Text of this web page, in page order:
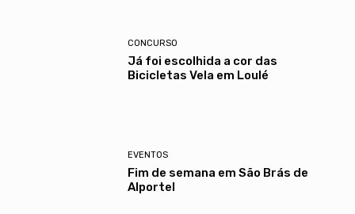
CONCURSO
Já foi escolhida a cor das
Bicicletas Vela em Loulé
EVENTOS
Fim de semana em São Brás de
Alportel